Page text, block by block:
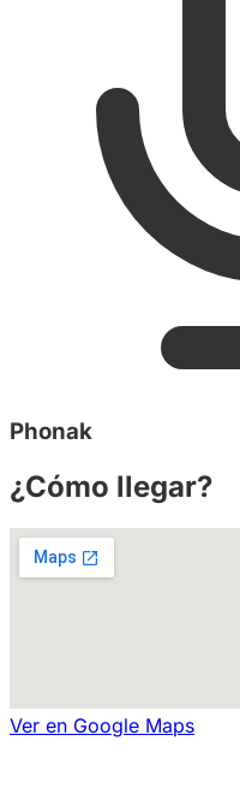
Phonak
¿Cómo llegar?
Ver en Google Maps